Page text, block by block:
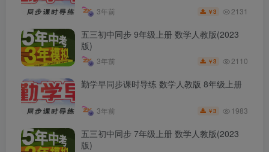
3年前 ￥3 2131
五三初中同步 9年级上册 数学人教版(2023
版)
3年前 ￥3 2110
勤学早同步课时导练 数学人教版 8年级上册
3年前 ￥3 1983
五三初中同步 7年级上册 数学人教版(2023
版)